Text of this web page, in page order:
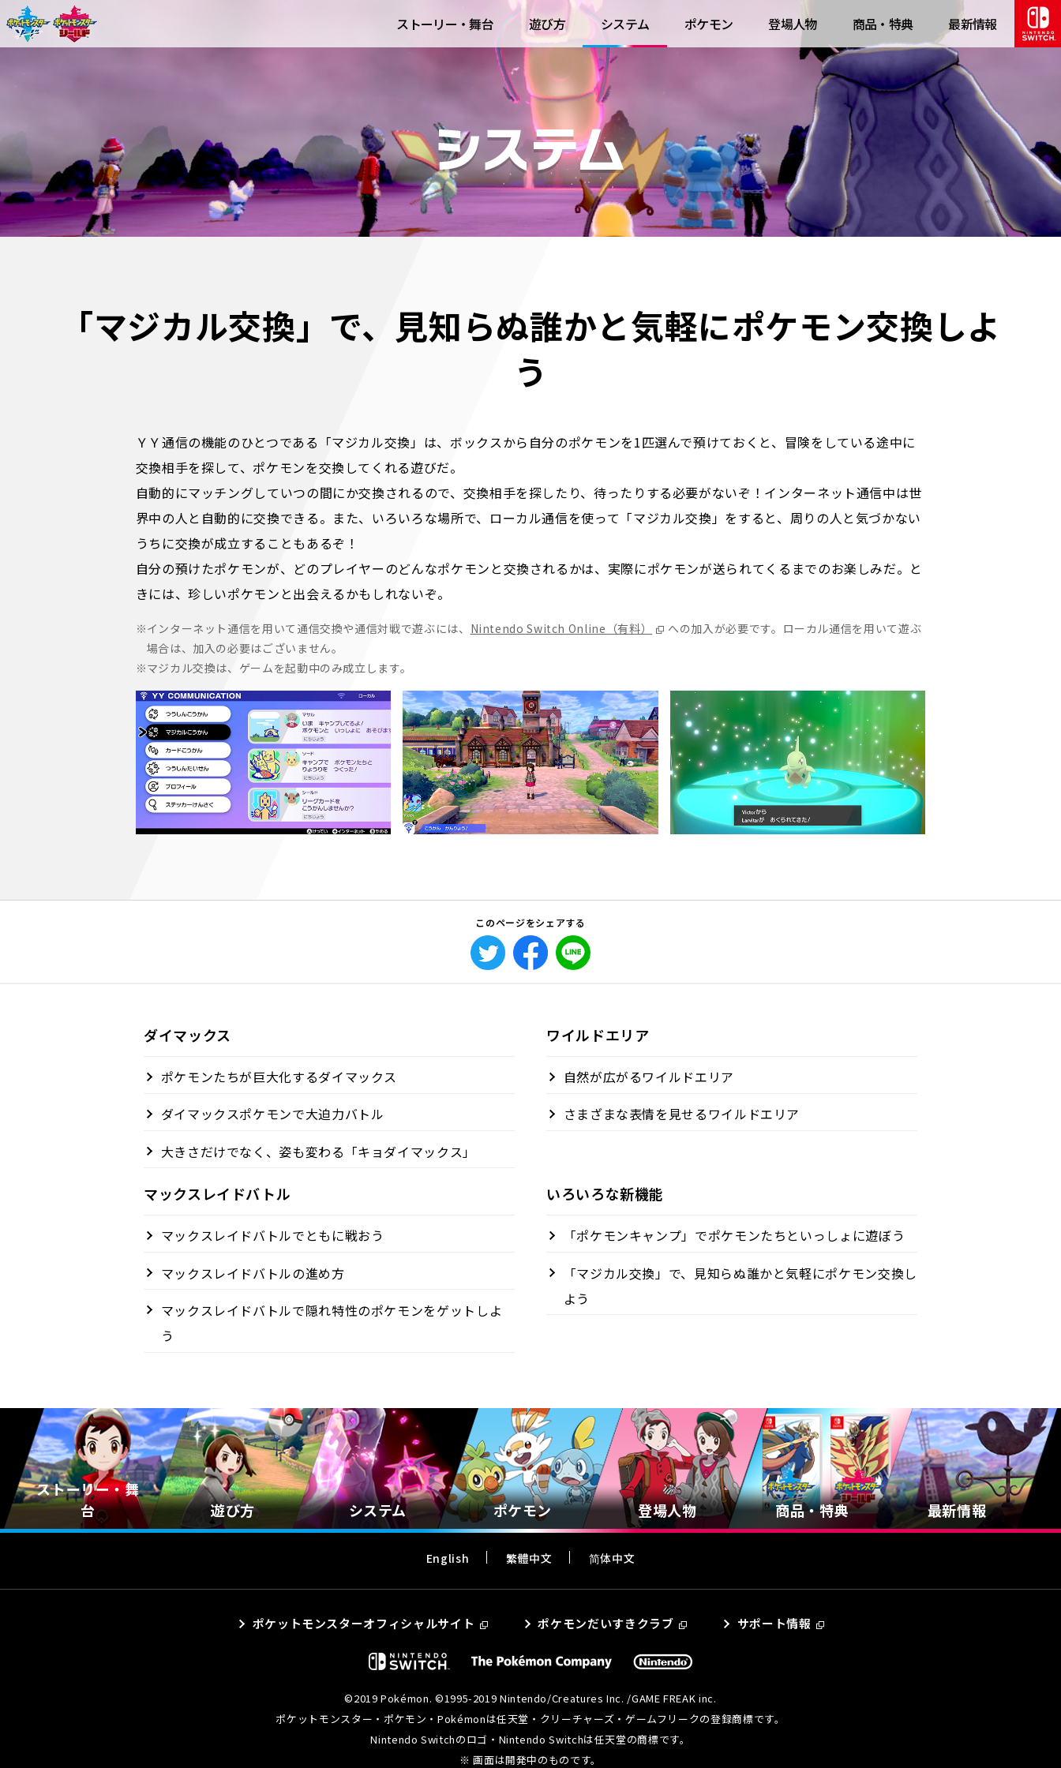
ストーリー・舞台 遊び方 システム ポケモン 登場人物 商品・特典 最新情報
「マジカル交換」で、 見知らぬ誰かと気軽にポケモン交換しよ
う
ＹＹ通信の機能のひとつである「マジカル交換」は、ボックスから自分のポケモンを1匹選んで預けておくと、冒険をしている途中に
交換相手を探して、ポケモンを交換してくれる遊びだ。
自動的にマッチングしていつの間にか交換されるので、交換相手を探したり、待ったりする必要がないぞ！インターネット通信中は世
界中の人と自動的に交換できる。また、いろいろな場所で、ローカル通信を使って「マジカル交換」をすると、周りの人と気づかない
うちに交換が成立することもあるぞ！
自分の預けたポケモンが、どのプレイヤーのどんなポケモンと交換されるかは、実際にポケモンが送られてくるまでのお楽しみだ。と
きには、珍しいポケモンと出会えるかもしれないぞ。
インターネット通信を用いて通信交換や通信対戦で遊ぶには、 Nintendo Switch Online（有料）
への加入が必要です。ローカル通信を用いて遊ぶ
場合は、加入の必要はございません。
マジカル交換は、ゲームを起動中のみ成立します。
このページをシェアする
ダイマックス
ポケモンたちが巨大化するダイマックス
ダイマックスポケモンで大迫力バトル
大きさだけでなく、姿も変わる「キョダイマックス」
ワイルドエリア
自然が広がるワイルドエリア
さまざまな表情を見せるワイルドエリア
マックスレイドバトル
マックスレイドバトルでともに戦おう
マックスレイドバトルの進め方
マックスレイドバトルで隠れ特性のポケモンをゲットしよ
う
いろいろな新機能
「ポケモンキャンプ」でポケモンたちといっしょに遊ぼう
「マジカル交換」で、見知らぬ誰かと気軽にポケモン交換し
よう
ストーリー・舞
台
遊び方 システム ポケモン 登場人物 商品・特典 最新情報
English 繁體中文 简体中文
ポケットモンスターオフィシャルサイト ポケモンだいすきクラブ サポート情報
©2019 Pokémon. ©1995-2019 Nintendo/Creatures Inc. /GAME FREAK inc.
ポケットモンスター・ポケモン・Pokémonは任天堂・クリーチャーズ・ゲームフリークの登録商標です。
Nintendo Switchのロゴ・Nintendo Switchは任天堂の商標です。
※ 画面は開発中のものです。